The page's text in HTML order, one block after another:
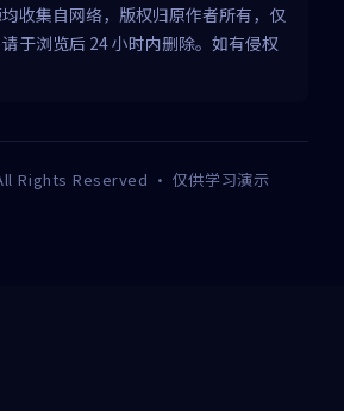
收集自网络，版权归原作者所有，仅
于浏览后 24 小时内删除。如有侵权
Rights Reserved · 仅供学习演示